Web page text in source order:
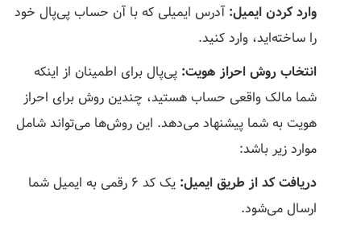
وارد کردن ایمیل:آدرس ایمیلی که با آن حساب پی‌پال خود
را ساخته‌اید، وارد کنید.
انتخاب روش احراز هویت: پی‌پال برای اطمینان از اینکه
شما مالک واقعی حساب هستید، چندین روش برای احراز
هویت به شما پیشنهاد می‌دهد. این روش‌ها می‌تواند شامل
موارد زیر باشد:
دریافت کد از طریق ایمیل:
یک کد ۶ رقمی به ایمیل شما
ارسال می‌شود.